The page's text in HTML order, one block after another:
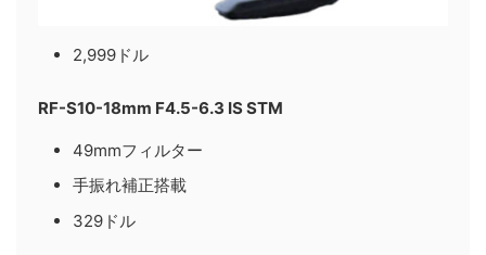
2,999ドル
RF-S10-18mm F4.5-6.3 IS STM
49mmフィルター
手振れ補正搭載
329ドル